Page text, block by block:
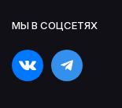
МЫ В СОЦСЕТЯХ